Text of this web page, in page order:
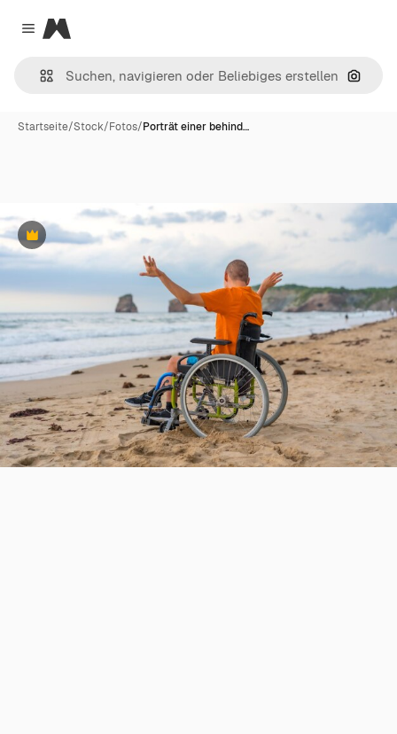
Close menu
Magnific
Nach
Startseite/Stock/Fotos/Porträt einer behind…
Premium